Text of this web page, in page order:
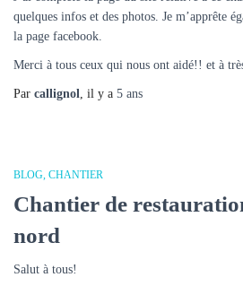
quelques infos et des photos. Je m’apprête
la page facebook.
Merci à tous ceux qui nous ont aidé!! et à
Par callignol, il y a 5 ans
BLOG CHANTIER
Chantier de
nord
Salut à tous!